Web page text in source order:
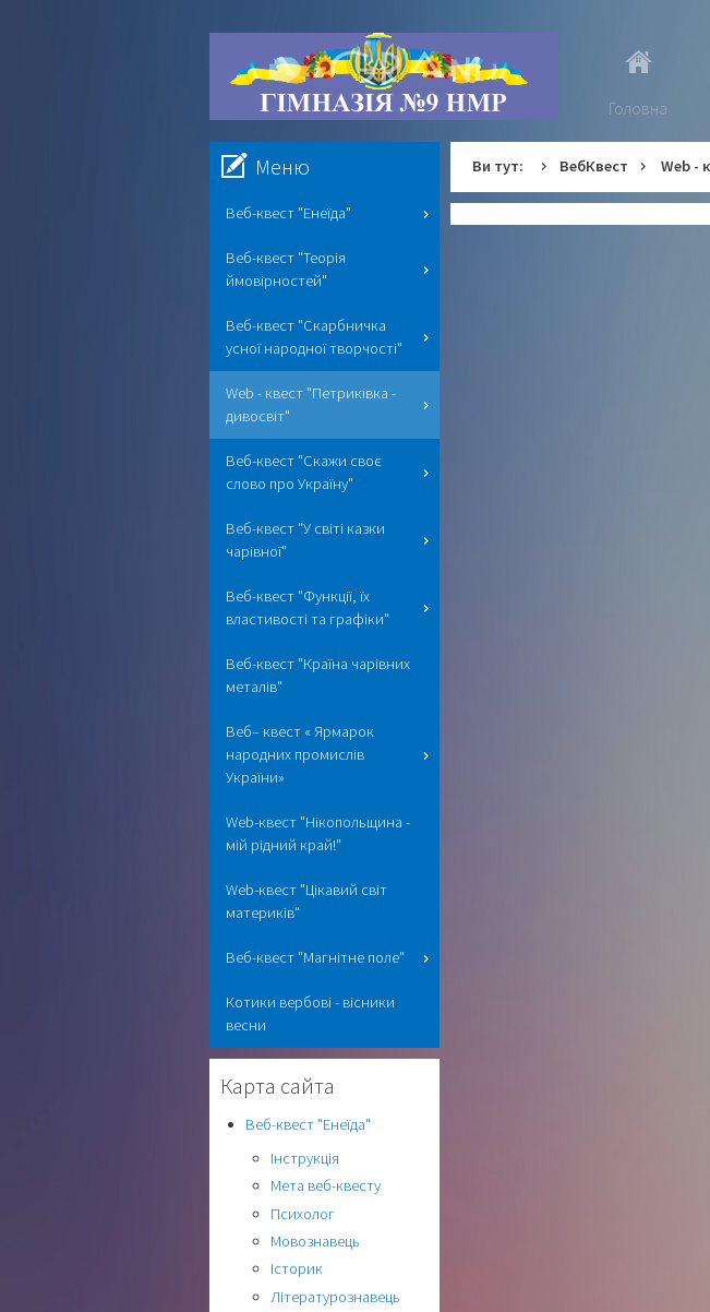
Головна
Ви тут: ВебКвест Web -
Меню
Веб-квест "Енеїда"
Веб-квест "Теорія
ймовірностей"
Веб-квест "Скарбничка
усної народної творчості"
Web - квест "Петриківка -
дивосвіт"
Веб-квест "Скажи своє
слово про Україну"
Веб-квест "У світі казки
чарівної"
Веб-квест "Функції, їх
властивості та графіки"
Веб-квест "Країна чарівних
металів"
Веб– квест « Ярмарок
народних промислів
України»
Web-квест "Нікопольщина -
мій рідний край!"
Web-квест "Цікавий світ
материків"
Веб-квест "Магнітне поле"
Котики вербові - вісники
весни
Карта сайта
Веб-квест "Енеїда"
Інструкція
Мета веб-квесту
Психолог
Мовознавець
Історик
Літературознавець